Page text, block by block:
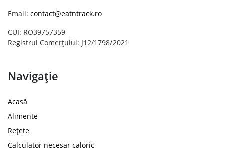
Email: contact@eatntrack.ro
CUI: RO39757359
Registrul Comerțului: J12/1798/2021
Navigație
Acasă
Alimente
Rețete
Calculator necesar caloric